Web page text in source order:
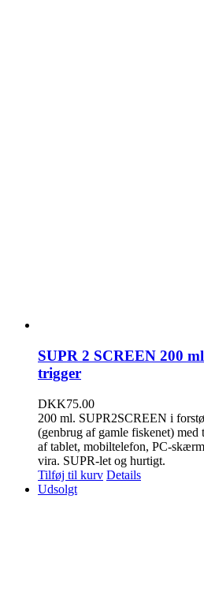
SUPR 2 SCREEN 200
trigger
DKK75.00
200 ml. SUPR2SCREEN i
(genbrug af gamle fiskenet)
af tablet, mobiltelefon, PC-
vira. SUPR-let og hurtigt.
Tilføj til kurv Details
Udsolgt